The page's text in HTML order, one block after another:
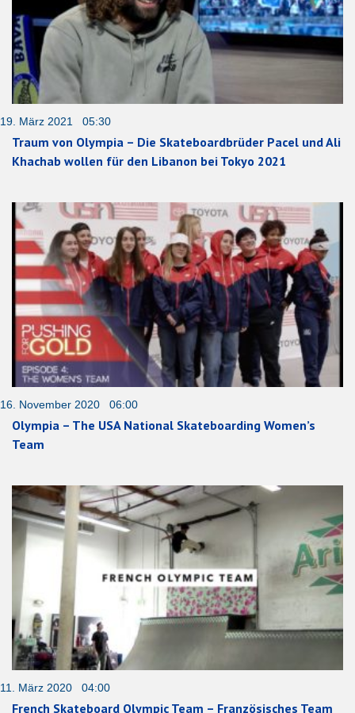
19. März 2021 05:30
Traum von Olympia – Die Skateboardbrüder Pacel und Ali
Khachab wollen für den Libanon bei Tokyo 2021
16. November 2020 06:00
Olympia – The USA National Skateboarding Women’s
Team
11. März 2020 04:00
French Skateboard Olympic Team – Französisches Team